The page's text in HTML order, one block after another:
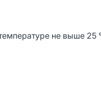
не выше 25